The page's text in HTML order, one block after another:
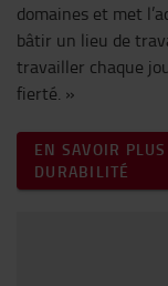
domaines et met
bâtir un lieu de
travailler chaque
fierté. »
EN SAVOIR
DURABILITÉ